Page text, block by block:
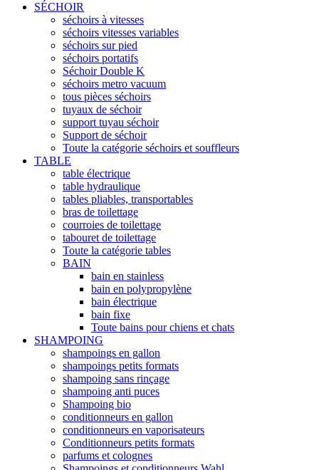
SÉCHOIR
séchoirs à vitesses
séchoirs vitesses variables
séchoirs sur pied
séchoirs portatifs
Séchoir Double K
séchoirs metro vacuum
tous pièces séchoirs
tuyaux de séchoir
support tuyau séchoir
Support de séchoir
Toute la catégorie séchoirs et souffleurs
TABLE
table électrique
table hydraulique
tables pliables, transportables
bras de toilettage
courroies de toilettage
tabouret de toilettage
Toute la catégorie tables
BAIN
bain en stainless
bain en polypropylène
bain électrique
bain fixe
Toute bains pour chiens et chats
SHAMPOING
shampoings en gallon
shampoings petits formats
shampoing sans rinçage
shampoing anti puces
Shampoing bio
conditionneurs en gallon
conditionneurs en vaporisateurs
Conditionneurs petits formats
parfums et colognes